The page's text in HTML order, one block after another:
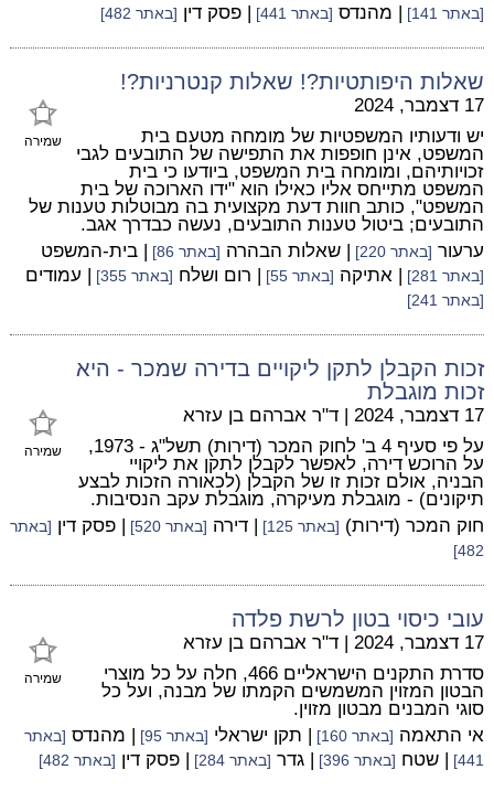
[באתר 141] | מהנדס [באתר 441] | פסק דין [באתר 482]
שאלות היפותטיות?! שאלות קנטרניות?!
שמירה
17 דצמבר, 2024
יש ודעותיו המשפטיות של מומחה מטעם בית
המשפט, אינן חופפות את התפישה של התובעים לגבי
זכויותיהם, ומומחה בית המשפט, ביודעו כי בית
המשפט מתייחס אליו כאילו הוא "ידו הארוכה של בית
המשפט", כותב חוות דעת מקצועית בה מבוטלות טענות של
התובעים; ביטול טענות התובעים, נעשה כבדרך אגב.
ערעור [באתר 220] | שאלות הבהרה [באתר 86] | בית-המשפט
[באתר 281] | אתיקה [באתר 55] | רום ושלח [באתר 355] | עמודים
[באתר 241]
זכות הקבלן לתקן ליקויים בדירה שמכר - היא
זכות מוגבלת
שמירה
17 דצמבר, 2024 | ד"ר אברהם בן עזרא
על פי סעיף 4 ב' לחוק המכר (דירות) תשל"ג - 1973,
על הרוכש דירה, לאפשר לקבלן לתקן את ליקויי
הבניה, אולם זכות זו של הקבלן (לכאורה הזכות לבצע
תיקונים) - מוגבלת מעיקרה, מוגבלת עקב הנסיבות.
חוק המכר (דירות) [באתר 125] | דירה [באתר 520] | פסק דין [באתר
482]
עובי כיסוי בטון לרשת פלדה
שמירה
17 דצמבר, 2024 | ד"ר אברהם בן עזרא
סדרת התקנים הישראליים 466, חלה על כל מוצרי
הבטון המזוין המשמשים הקמתו של מבנה, ועל כל
סוגי המבנים מבטון מזוין.
אי התאמה [באתר 160] | תקן ישראלי [באתר 95] | מהנדס [באתר
441]
| שטח [באתר 396] | גדר [באתר 284] | פסק דין [באתר 482]